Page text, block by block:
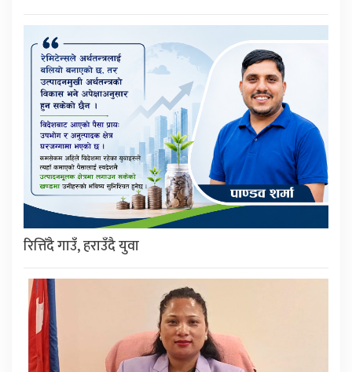
रित्तिँदै गाउँ, हराउँदै युवा